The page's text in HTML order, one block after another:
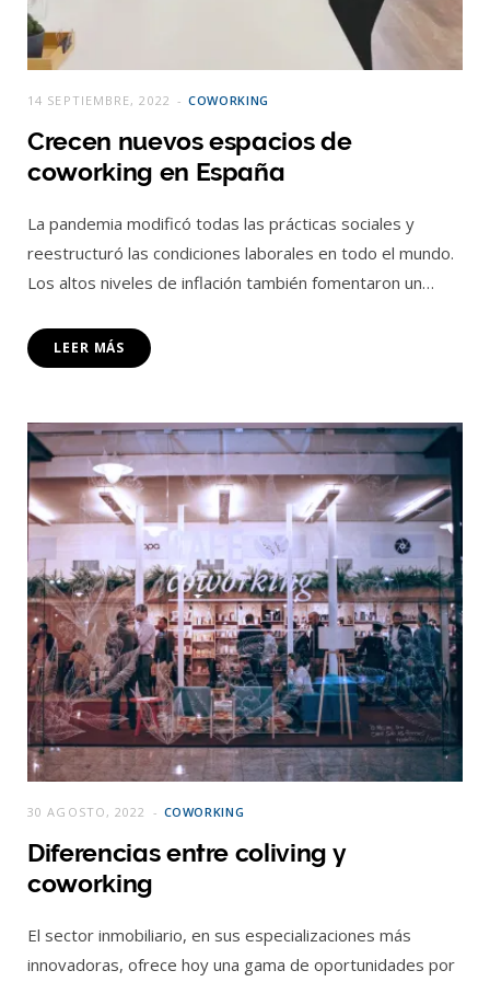
COWORKING
14 SEPTIEMBRE, 2022
Crecen nuevos espacios de
coworking en España
La pandemia modificó todas las prácticas sociales y
reestructuró las condiciones laborales en todo el mundo.
Los altos niveles de inflación también fomentaron un…
LEER MÁS
COWORKING
30 AGOSTO, 2022
Diferencias entre coliving y
coworking
El sector inmobiliario, en sus especializaciones más
innovadoras, ofrece hoy una gama de oportunidades por